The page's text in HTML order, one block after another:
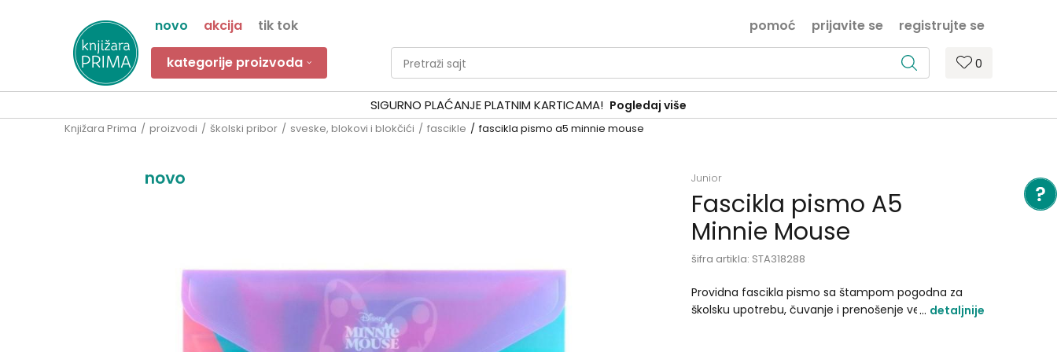
novo akcija tik tok prijavite se registrujte se
pomoć
kategorije proizvoda 0
Pretraži sajt
SIGURNO PLAĆANJE PLATNIM KARTICAMA! Pogledaj više
Knjižara Prima proizvodi školski pribor sveske, blokovi i blokčići fascikle fascikla pismo a5 minnie mouse
Junior
Fascikla pismo A5
Minnie Mouse
šifra artikla: STA318288
Providna fascikla pismo sa štampom pogodna za
školsku upotrebu, čuvanje i prenošenje velikog broja
detaljnije